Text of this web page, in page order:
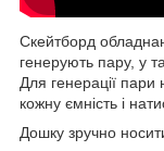
Скейтборд
генерують пару, у
Для генерації пари
кожну ємність і
Дошку зручно